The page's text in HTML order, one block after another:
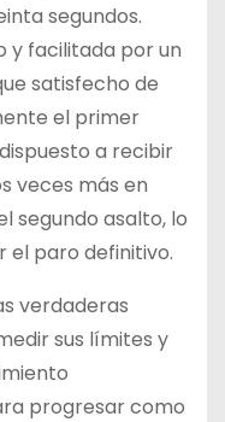
segundos.
y facilitada por un
satisfecho de
el primer
a recibir
veces más en
segundo asalto, lo
el paro definitivo.
verdaderas
sus límites y
progresar como